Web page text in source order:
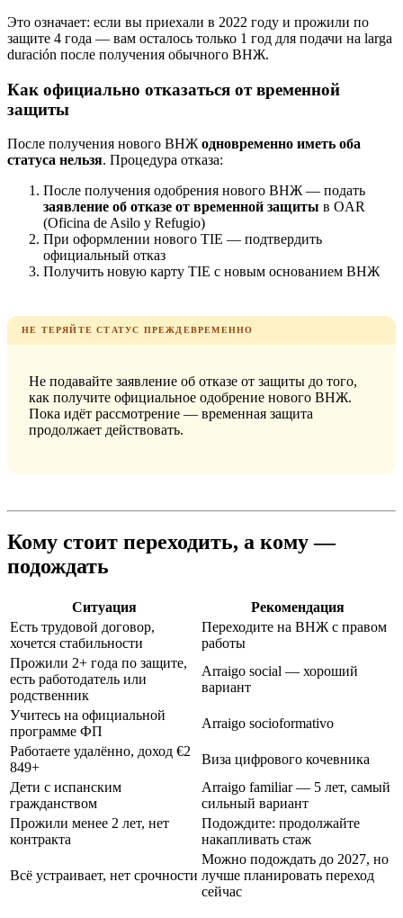
Это означает: если вы приехали в 2022 году и прожили по
защите 4 года — вам осталось только 1 год для подачи на larga
duración после получения обычного ВНЖ.
Как официально отказаться от временной
защиты
После получения нового ВНЖодновременно иметь оба
статуса нельзя. Процедура отказа:
После получения одобрения нового ВНЖ — подать
заявление об отказе от временной защиты в OAR
(Oficina de Asilo y Refugio)
При оформлении нового TIE — подтвердить
официальный отказ
Получить новую карту TIE с новым основанием ВНЖ
НЕ ТЕРЯЙТЕ СТАТУС ПРЕЖДЕВРЕМЕННО
Не подавайте заявление об отказе от защиты до того,
как получите официальное одобрение нового ВНЖ.
Пока идёт рассмотрение — временная защита
продолжает действовать.
Кому стоит переходить, а кому —
подождать
Ситуация
Рекомендация
Есть трудовой договор,
хочется стабильности
Переходите на ВНЖ с правом
работы
Прожили 2+ года по защите,
есть работодатель или
родственник
Arraigo social — хороший
вариант
Учитесь на официальной
программе ФП
Arraigo socioformativo
Работаете удалённо, доход €2
849+
Виза цифрового кочевника
Дети с испанским
гражданством
Arraigo familiar — 5 лет, самый
сильный вариант
Прожили менее 2 лет, нет
контракта
Подождите: продолжайте
накапливать стаж
Всё устраивает, нет срочности
Можно подождать до 2027, но
лучше планировать переход
сейчас